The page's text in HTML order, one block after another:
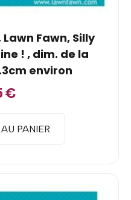
Fawn, Silly
! , dim. de la
environ
€
PANIER